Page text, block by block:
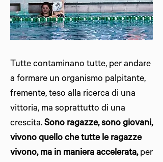
Tutte contaminano tutte, per andare
a formare un organismo palpitante,
fremente, teso alla ricerca di una
vittoria, ma soprattutto di una
crescita. Sono ragazze, sono giovani,
vivono quello che tutte le ragazze
vivono, ma in maniera accelerata, per